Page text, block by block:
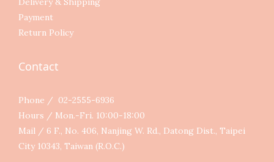
Payment
Return Policy
Contact
Phone / 02-2555-6936
Hours / Mon.-Fri. 10:00-18:00
Mail / 6 F., No. 406, Nanjing W. Rd., Datong Dist., Taipei
City 10343, Taiwan (R.O.C.)